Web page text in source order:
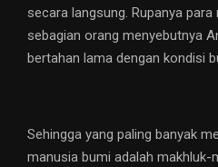
secara langsung. Rupanya
sebagian orang menyebutnya
bertahan lama dengan kondisi
Sehingga yang paling banyak
manusia bumi adalah makhluk-